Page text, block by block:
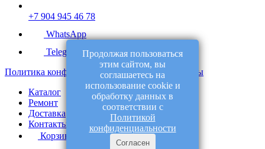
Продолжая пользоваться
этим сайтом, вы
соглашаетесь на
использование cookie и
обработку данных в
соответствии с
Политикой
конфиденциальности
Согласен
+7 904 945 46 78
WhatsApp
Telegram
Политика конфиденциальности Договор оферты
Каталог
Ремонт
Доставка
Контакты
Корзина